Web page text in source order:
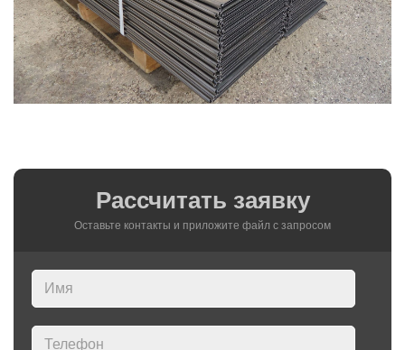
Рассчитать заявку
Оставьте контакты и приложите файл c запросом